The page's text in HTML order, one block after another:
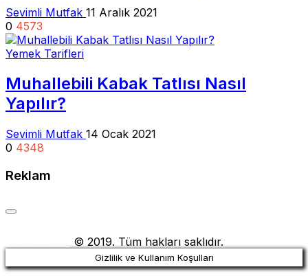
Sevimli Mutfak 11 Aralık 2021
0 4573
Yemek Tarifleri
Muhallebili Kabak Tatlısı Nasıl
Yapılır?
Sevimli Mutfak 14 Ocak 2021
0 4348
Reklam
© 2019. Tüm hakları saklıdır.
Gizlilik ve Kullanım Koşulları